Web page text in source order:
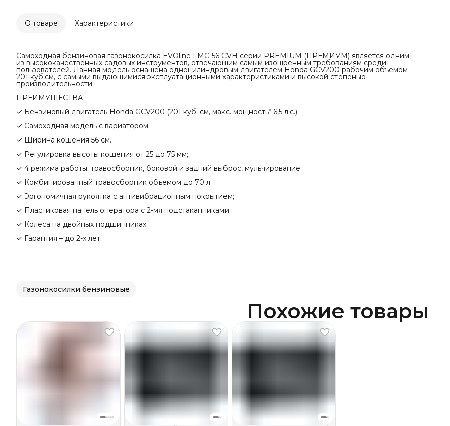
О товаре Характеристики
Самоходная бензиновая газонокосилка EVOline LMG 56 CVH серии PREMIUM (ПРЕМИУМ) является одним
из высококачественных садовых инструментов, отвечающим самым изощренным требованиям среди
пользователей. Данная модель оснащена одноцилиндровым двигателем Honda GCV200 рабочим объемом
201 куб.см, с самыми выдающимися эксплуатационными характеристиками и высокой степенью
производительности.
ПРЕИМУЩЕСТВА
✓ Бензиновый двигатель Honda GCV200 (201 куб. см, макс. мощность* 6,5 л.с.);
✓ Самоходная модель с вариатором;
✓ Ширина кошения 56 см.;
✓ Регулировка высоты кошения от 25 до 75 мм;
✓ 4 режима работы: травосборник, боковой и задний выброс, мульчирование;
✓ Комбинированный травосборник объемом до 70 л;
✓ Эргономичная рукоятка с антивибрационным покрытием;
✓ Пластиковая панель оператора с 2-мя подстаканниками;
✓ Колеса на двойных подшипниках;
✓ Гарантия – до 2-х лет.
Газонокосилки бензиновые
Похожие товары